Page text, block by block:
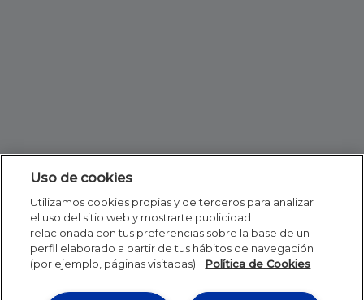
Uso de cookies
Utilizamos cookies propias y de terceros para analizar
el uso del sitio web y mostrarte publicidad
relacionada con tus preferencias sobre la base de un
perfil elaborado a partir de tus hábitos de navegación
(por ejemplo, páginas visitadas).
Política de Cookies